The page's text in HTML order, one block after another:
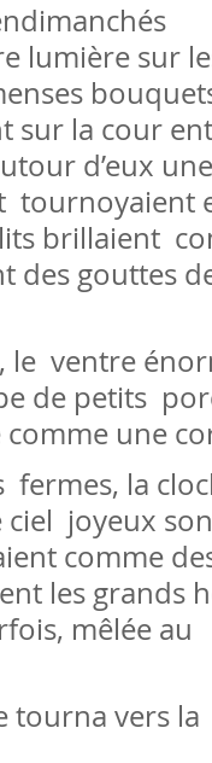
lumière sur
sur la cour
d’eux une
tournoyaient
brillaient
des gouttes
ventre
de petits
une
fermes, la
ciel  joyeux son
comme
les grands
mêlée au
tourna vers la